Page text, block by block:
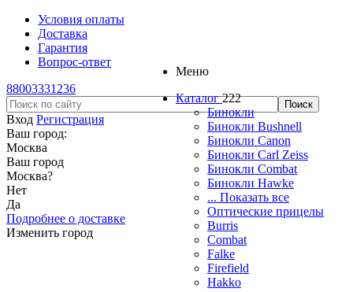
Условия оплаты
Доставка
Гарантия
Вопрос-ответ
88003331236
Вход Регистрация
Ваш город:
Москва
Ваш город
Москва?
Нет
Да
Подробнее о доставке
Изменить город
Меню
Каталог 222
Бинокли
Бинокли Bushnell
Бинокли Canon
Бинокли Carl Zeiss
Бинокли Combat
Бинокли Hawke
... Показать все
Оптические прицелы
Burris
Combat
Falke
Firefield
Hakko